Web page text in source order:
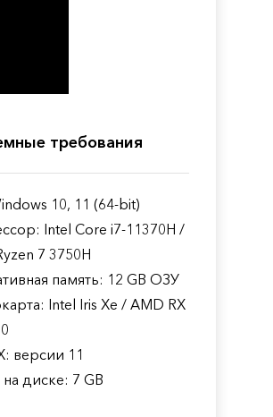
требования
10, 11 (64-bit)
Intel Core i7-11370H /
7 3750H
память: 12 GB ОЗУ
Intel Iris Xe / AMD RX
версии 11
диске: 7 GB